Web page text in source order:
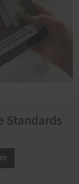
Standards